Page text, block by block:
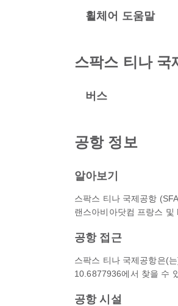
휠체어 도움말
스팍스 티나 국
버스
공항 정보
알아보기
스팍스 티나 국제공항
랜스아비아닷컴 프랑스
공항 접근
스팍스 티나 국제공항은(
10.6877936에서 찾을 수
공항 시설